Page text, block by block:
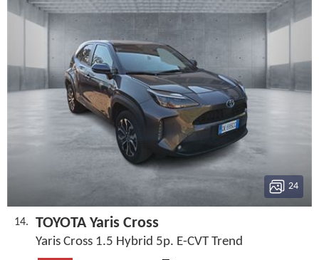
24
14. TOYOTA Yaris Cross
Yaris Cross 1.5 Hybrid 5p. E-CVT Trend